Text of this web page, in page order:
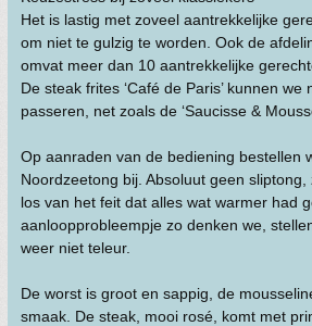
Het is lastig met zoveel aantrekkelijke
om niet te gulzig te worden. Ook de
omvat meer dan 10 aantrekkelijke
De steak frites ‘Café de Paris’ kunnen we
passeren, net zoals de ‘Saucisse &
Op aanraden van de bediening bestellen
Noordzeetong bij. Absoluut geen
los van het feit dat alles wat warmer had
aanloopprobleempje zo denken we,
weer niet teleur.
De worst is groot en sappig, de
smaak. De steak, mooi rosé, komt met